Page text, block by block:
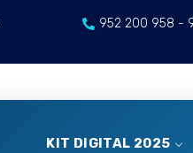
952 200 958 -
KIT DIGITAL 2025